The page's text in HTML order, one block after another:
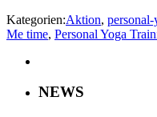
Kategorien:Aktion, personal-
Me time, Personal Yoga
NEWS